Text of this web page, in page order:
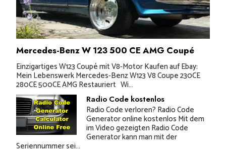
Mercedes-Benz W 123 500 CE AMG Coupé
Einzigartiges W123 Coupé mit V8-Motor Kaufen auf Ebay:
Mein Lebenswerk Mercedes-Benz W123 V8 Coupe 230CE
280CE 500CE AMG Restauriert Wi...
Radio Code kostenlos
Radio Code verloren? Radio Code
Generator online kostenlos Mit dem
im Video gezeigten Radio Code
Generator kann man mit der
Seriennummer sei...